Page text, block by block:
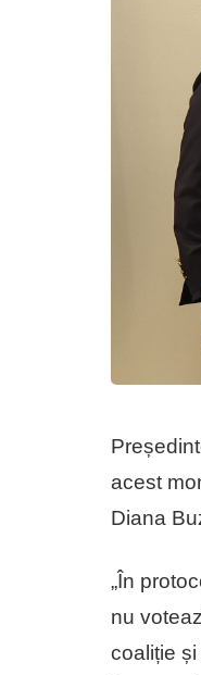
acest
Diana
„În
nu
coaliție